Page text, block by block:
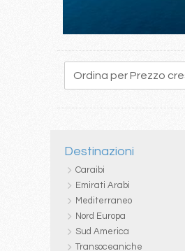
183 184 185
Destinazioni
Caraibi
Emirati Arabi
Mediterraneo
Nord Europa
Sud America
Transoceaniche